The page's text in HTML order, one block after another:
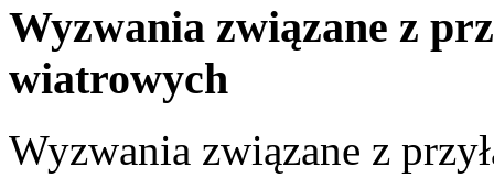
Wyzwania związane z
wiatrowych
Wyzwania związane z